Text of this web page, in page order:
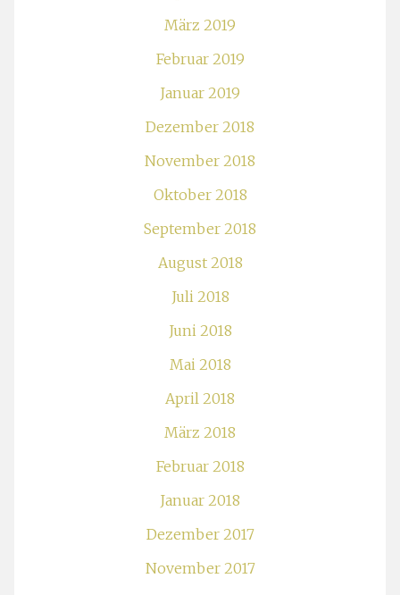
März 2019
Februar 2019
Januar 2019
Dezember 2018
November 2018
Oktober 2018
September 2018
August 2018
Juli 2018
Juni 2018
Mai 2018
April 2018
März 2018
Februar 2018
Januar 2018
Dezember 2017
November 2017